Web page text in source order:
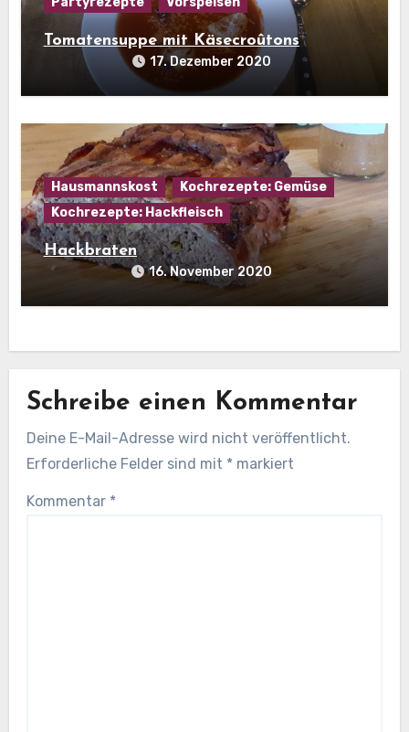
Tomatensuppe mit Käsecroûtons
17. Dezember 2020
Hausmannskost
Kochrezepte: Gemüse
Kochrezepte: Hackfleisch
Hackbraten
16. November 2020
Schreibe einen Kommentar
Deine E-Mail-Adresse wird nicht veröffentlicht.
Erforderliche Felder sind mit * markiert
Kommentar *